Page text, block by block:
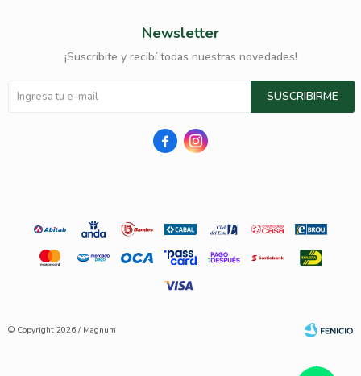
Newsletter
¡Suscribite y recibí todas nuestras novedades!
SUSCRIBIRME
 
© Copyright 2026 / Magnum